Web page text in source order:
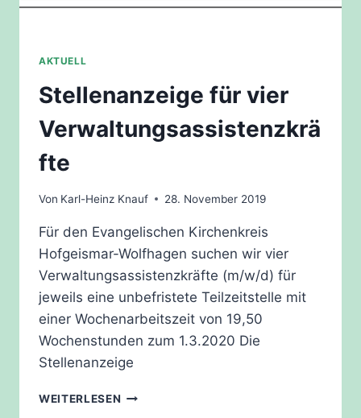
AKTUELL
Stellenanzeige für vier
Verwaltungsassistenzkrä
fte
Von Karl-Heinz Knauf 28. November 2019
Für den Evangelischen Kirchenkreis
Hofgeismar-Wolfhagen suchen wir vier
Verwaltungsassistenzkräfte (m/w/d) für
jeweils eine unbefristete Teilzeitstelle mit
einer Wochenarbeitszeit von 19,50
Wochenstunden zum 1.3.2020 Die
Stellenanzeige
WEITERLESEN STELLENANZEIGE